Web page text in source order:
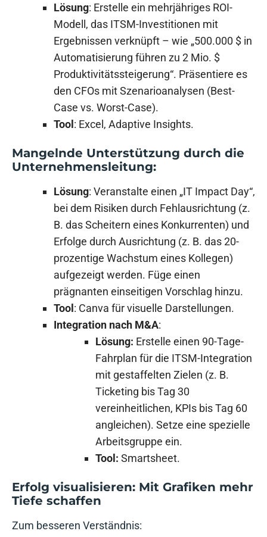
Lösung: Erstelle ein mehrjähriges ROI-
Modell, das ITSM-Investitionen mit
Ergebnissen verknüpft – wie „500.000 $ in
Automatisierung führen zu 2 Mio. $
Produktivitätssteigerung“. Präsentiere es
den CFOs mit Szenarioanalysen (Best-
Case vs. Worst-Case).
Tool : Excel, Adaptive Insights.
Mangelnde Unterstützung durch die
Unternehmensleitung:
Lösung: Veranstalte einen „IT Impact Day“,
bei dem Risiken durch Fehlausrichtung (z.
B. das Scheitern eines Konkurrenten) und
Erfolge durch Ausrichtung (z. B. das 20-
prozentige Wachstum eines Kollegen)
aufgezeigt werden. Füge einen
prägnanten einseitigen Vorschlag hinzu.
Tool : Canva für visuelle Darstellungen.
Integration nach M&A:
Lösung: Erstelle einen 90-Tage-
Fahrplan für die ITSM-Integration
mit gestaffelten Zielen (z. B.
Ticketing bis Tag 30
vereinheitlichen, KPIs bis Tag 60
angleichen). Setze eine spezielle
Arbeitsgruppe ein.
Tool: Smartsheet.
Erfolg visualisieren: Mit Grafiken mehr
Tiefe schaffen
Zum besseren Verständnis: